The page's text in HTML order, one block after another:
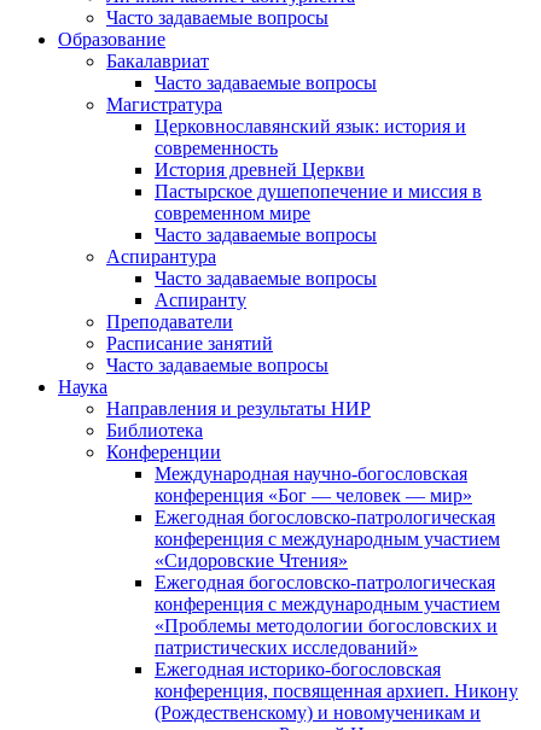
Часто задаваемые вопросы
Образование
Бакалавриат
Часто задаваемые вопросы
Магистратура
Церковнославянский язык: история и
современность
История древней Церкви
Пастырское душепопечение и миссия в
современном мире
Часто задаваемые вопросы
Аспирантура
Часто задаваемые вопросы
Аспиранту
Преподаватели
Расписание занятий
Часто задаваемые вопросы
Наука
Направления и результаты НИР
Библиотека
Конференции
Международная научно-богословская
конференция «Бог — человек — мир»
Ежегодная богословско-патрологическая
конференция с международным участием
«Сидоровские Чтения»
Ежегодная богословско-патрологическая
конференция с международным участием
«Проблемы методологии богословских и
патристических исследований»
Ежегодная историко-богословская
конференция, посвященная архиеп. Никону
(Рождественскому) и новомученикам и